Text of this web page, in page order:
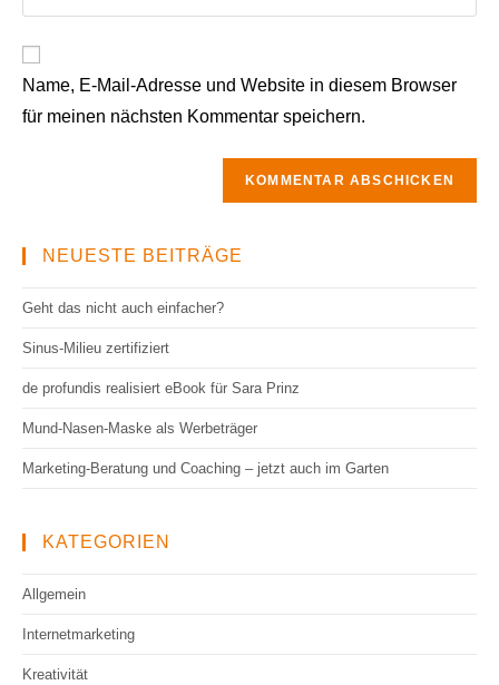
Kommentieren
ein
Kommentieren
ein
deine
URL
ein
(optional)
Name, E-Mail-Adresse und Website in diesem Browser
für meinen nächsten Kommentar speichern.
NEUESTE BEITRÄGE
Geht das nicht auch einfacher?
Sinus-Milieu zertifiziert
de profundis realisiert eBook für Sara Prinz
Mund-Nasen-Maske als Werbeträger
Marketing-Beratung und Coaching – jetzt auch im Garten
KATEGORIEN
Allgemein
Internetmarketing
Kreativität